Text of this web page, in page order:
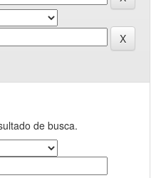
de busca.